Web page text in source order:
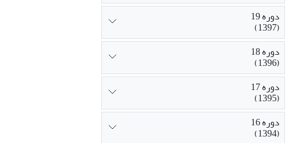
دوره 19
(1397)
دوره 18
(1396)
دوره 17
(1395)
دوره 16
(1394)